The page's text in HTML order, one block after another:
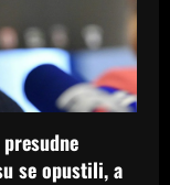
se opustili, a